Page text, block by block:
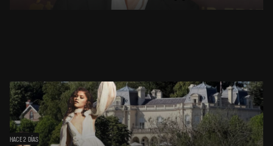
HACE 2 DÍAS